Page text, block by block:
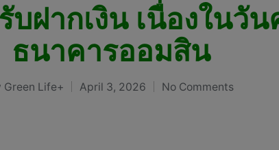
บฝากเงิน เนื่องในวั
ธนาคารออมสิน
Green Life+ April 3, 2026 No Comments